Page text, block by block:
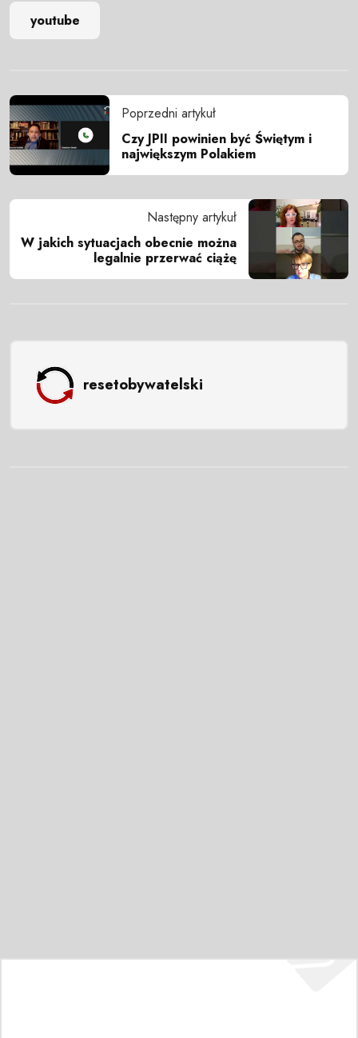
youtube
Poprzedni artykuł
Czy JPII powinien być Świętym i
największym Polakiem
Następny artykuł
W jakich sytuacjach obecnie można
legalnie przerwać ciążę
resetobywatelski